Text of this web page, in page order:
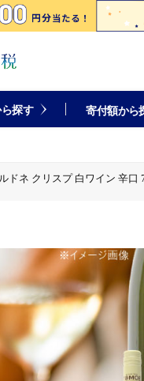
探す 寄付額から
ドネ クリスプ 白ワイン 辛